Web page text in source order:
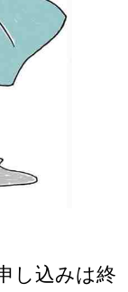
し込みは終